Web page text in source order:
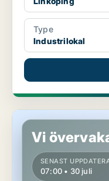
Type
Industrilokal
Showroom i Kinda, Kisa
Vi
SENAST
07:00 • 30 juli